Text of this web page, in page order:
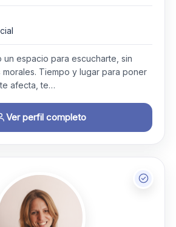
espacio para escucharte, sin
morales. Tiempo y lugar para poner
afecta, te…
Ver perfil completo